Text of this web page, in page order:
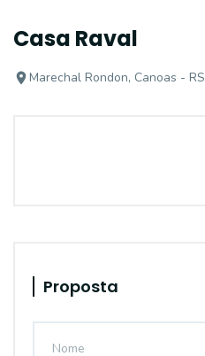
Casa Raval
Marechal Rondon, Canoas - RS
Proposta